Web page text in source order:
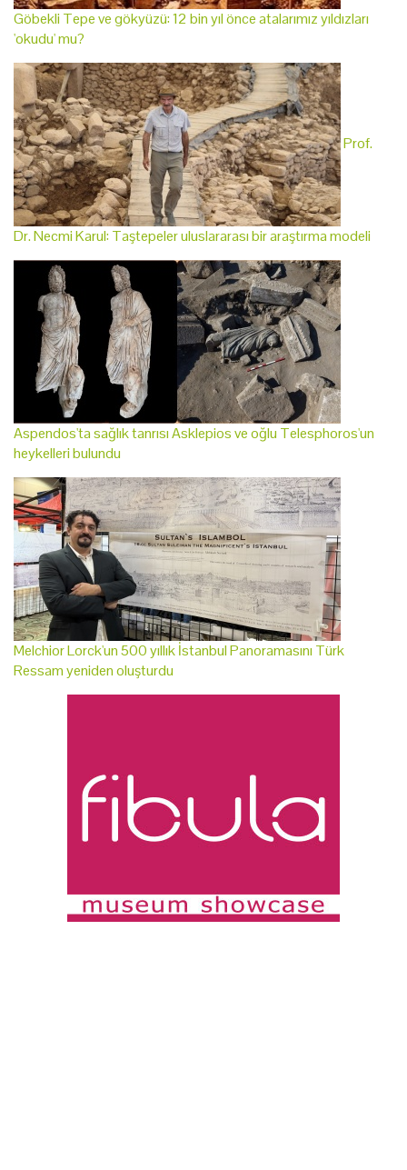
Göbekli Tepe ve gökyüzü: 12 bin yıl önce atalarımız yıldızları
'okudu' mu?
Prof.
Dr. Necmi Karul: Taştepeler uluslararası bir araştırma modeli
Aspendos'ta sağlık tanrısı Asklepios ve oğlu Telesphoros'un
heykelleri bulundu
Melchior Lorck'un 500 yıllık İstanbul Panoramasını Türk
Ressam yeniden oluşturdu